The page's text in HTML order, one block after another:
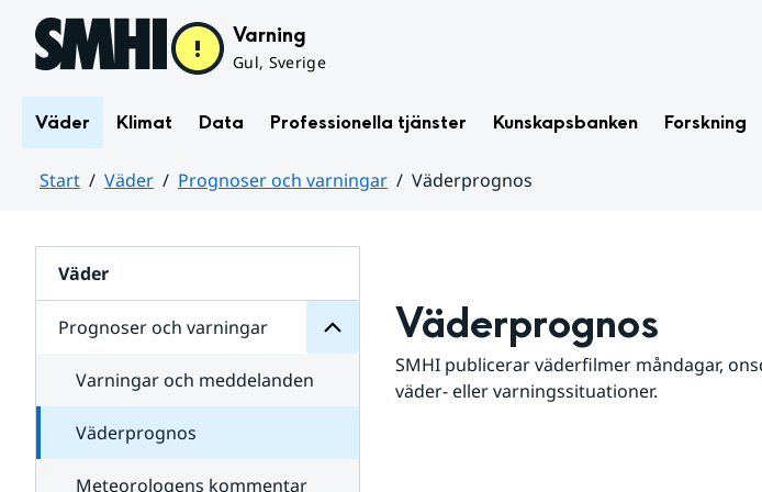
Hoppa till sidans innehåll Varning
Gul, Sverige
Väder Klimat Data Professionella tjänster Kunskapsbanken Forskning
Start Väder Prognoser och varningar
Väderprognos
Väder
Prognoser och varningar
för
varningar
Varningar och meddelanden
Väderprognos
Meteorologens kommentar
Väderprognos
SMHI publicerar väderfilmer måndagar,
väder- eller varningssituationer.